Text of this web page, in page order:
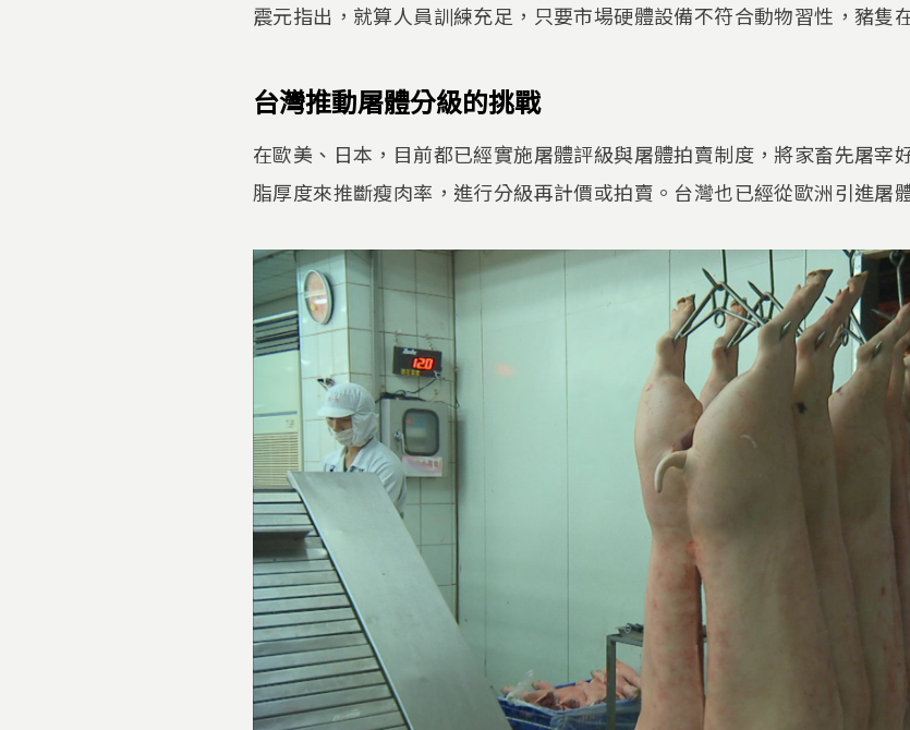
震元指出，就算人員訓練充足，只要市場硬體設備不符合動物習性，豬隻
台灣推動屠體分級的挑戰
在歐美、日本，目前都已經實施屠體評級與屠體拍賣制度，將家畜先屠宰
脂厚度來推斷瘦肉率，進行分級再計價或拍賣。台灣也已經從歐洲引進屠